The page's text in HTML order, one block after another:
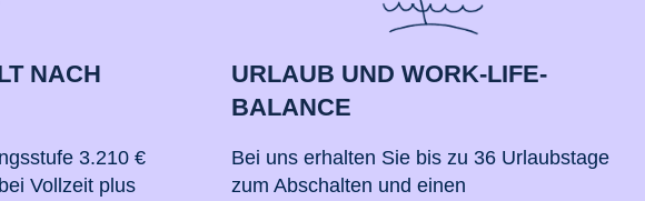
NACH
3.210 €
Vollzeit plus
URLAUB UND WORK-LIFE-
BALANCE
Bei uns erhalten Sie bis zu 36 Urlaubstage
zum Abschalten und einen